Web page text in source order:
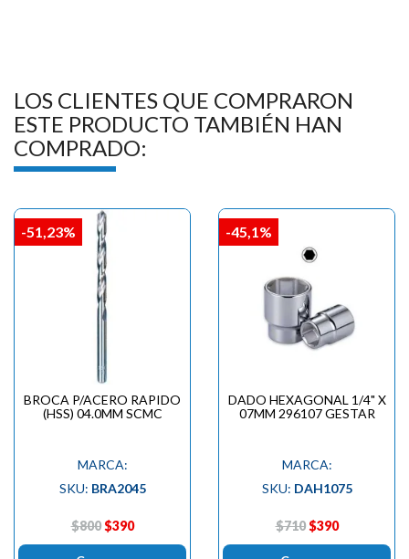
LOS CLIENTES QUE COMPRARON
ESTE PRODUCTO TAMBIÉN HAN
COMPRADO:
BROCA P/ACERO RAPIDO
(HSS) 04.0MM SCMC
MARCA:
SKU: BRA2045
$800 $390
-51,23%
DADO HEXAGONAL 1/4" X
07MM 296107 GESTAR
MARCA:
SKU: DAH1075
$710 $390
-45,1%